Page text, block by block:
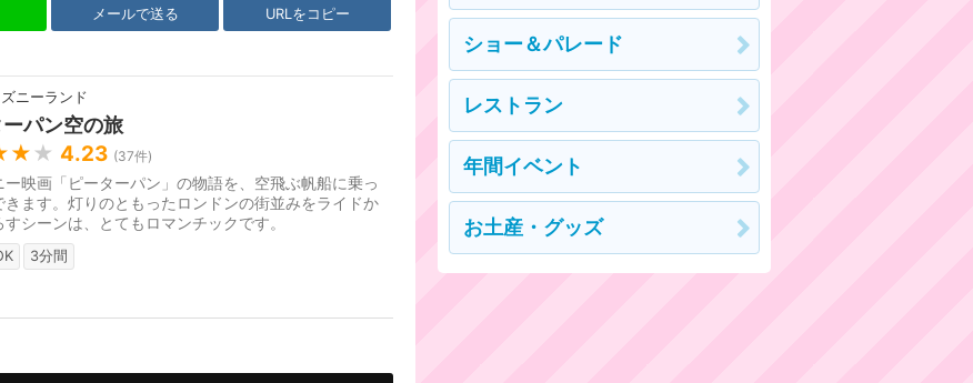
メールで送る URLをコピー
ニーランド
ーパン空の旅
★ 4.23 (37件)
ー映画「ピーターパン」の物語を、空飛ぶ帆船に乗っ
きます。灯りのともったロンドンの街並みをライドか
すシーンは、とてもロマンチックです。
3分間
ショー＆パレード
レストラン
年間イベント
お土産・グッズ